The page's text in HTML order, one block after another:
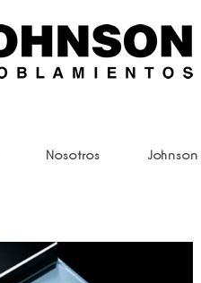
Nosotros Johnson